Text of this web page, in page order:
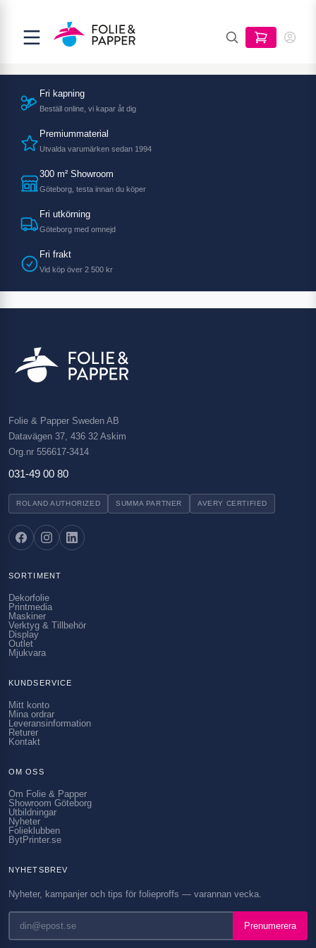
Fri kapning
Beställ online, vi kapar åt dig
Premiummaterial
Utvalda varumärken sedan 1994
300 m² Showroom
Göteborg, testa innan du köper
Fri utkörning
Göteborg med omnejd
Fri frakt
Vid köp över 2 500 kr
Folie & Papper Sweden AB
Datavägen 37, 436 32 Askim
Org.nr 556617-3414
031-49 00 80
ROLAND AUTHORIZED SUMMA PARTNER AVERY CERTIFIED
SORTIMENT
Dekorfolie
Printmedia
Maskiner
Verktyg & Tillbehör
Display
Outlet
Mjukvara
KUNDSERVICE
Mitt konto
Mina ordrar
Leveransinformation
Returer
Kontakt
OM OSS
Om Folie & Papper
Showroom Göteborg
Utbildningar
Nyheter
Folieklubben
BytPrinter.se
NYHETSBREV
Nyheter, kampanjer och tips för folieproffs — varannan vecka.
Prenumerera